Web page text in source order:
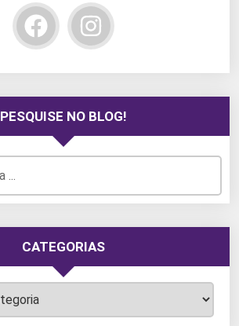
PESQUISE NO BLOG!
CATEGORIAS